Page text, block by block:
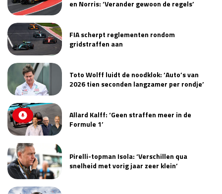
en Norris: ‘Verander gewoon de regels’
FIA scherpt reglementen rondom
gridstraffen aan
Toto Wolff luidt de noodklok: ‘Auto’s van
2026 tien seconden langzamer per rondje’
Allard Kalff: ‘Geen straffen meer in de
Formule 1’
Pirelli-topman Isola: ‘Verschillen qua
snelheid met vorig jaar zeer klein’